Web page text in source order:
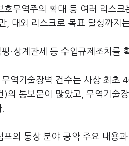
무역주의 확대 등 여러 리스크
, 대외 리스크로 목표 달성까지
·상계관세 등 수입규제조치를
역기술장벽 건수는 사상 최초
의 통보문이 많았고, 무역기술
의 통상 분야 공약 주요 내용